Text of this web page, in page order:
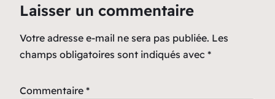
Laisser un commentaire
Votre adresse e-mail ne sera pas publiée. Les
champs obligatoires sont indiqués avec *
Commentaire *